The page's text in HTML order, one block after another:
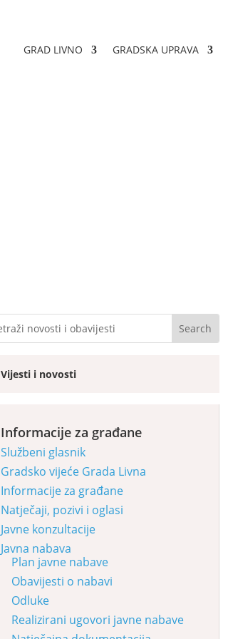
GRAD LIVNO GRADSKA UPRAVA
Vijesti i novosti
Informacije za građane
Službeni glasnik
Gradsko vijeće Grada Livna
Informacije za građane
Natječaji, pozivi i oglasi
Javne konzultacije
Javna nabava
Plan javne nabave
Obavijesti o nabavi
Odluke
Realizirani ugovori javne nabave